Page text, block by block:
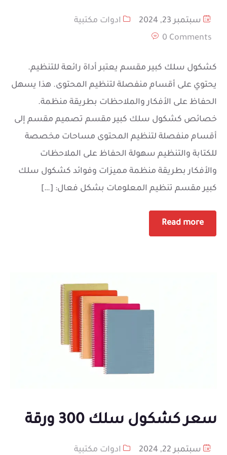
سبتمبر 23, 2024
ادوات مكتبية
0 Comments
كشكول سلك كبير مقسم يعتبر أداة رائعة للتنظيم.
يحتوي على أقسام منفصلة لتنظيم المحتوى. هذا يسهل
الحفاظ على الأفكار والملاحظات بطريقة منظمة.
خصائص كشكول سلك كبير مقسم تصميم مقسم إلى
أقسام منفصلة لتنظيم المحتوى مساحات مخصصة
للكتابة والتنظيم سهولة الحفاظ على الملاحظات
والأفكار بطريقة منظمة مميزات وفوائد كشكول سلك
كبير مقسم تنظيم المعلومات بشكل فعال: […]
Read more
سعر كشكول سلك 300 ورقة
سبتمبر 22, 2024
ادوات مكتبية